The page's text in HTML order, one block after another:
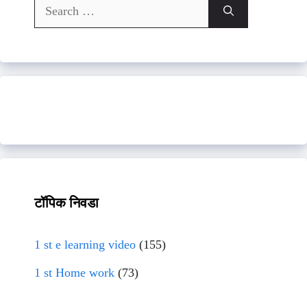
Search
for:
टॉपिक निवडा
1 st e learning video (155)
1 st Home work (73)